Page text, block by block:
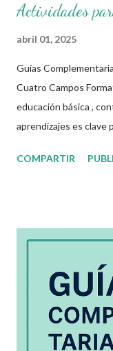
Actividades
abril 01, 2025
Guías
Cuatro Campos
educación básica ,
aprendizajes es clave
complementarias de
, o incluso en
Como docentes de
organizados y
fundamental. Hoy
excelentes Guías
Primaria , elaboradas
COMPARTIR